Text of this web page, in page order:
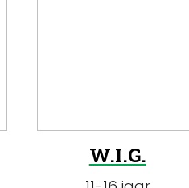
W.I.G.